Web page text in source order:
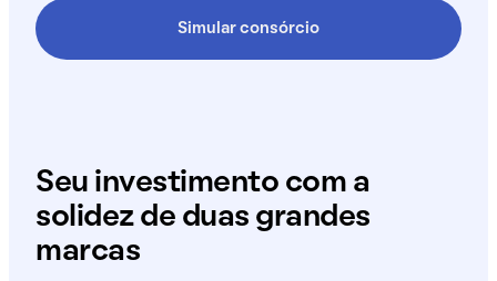
Simular consórcio
Seu investimento com a
solidez de duas grandes
marcas